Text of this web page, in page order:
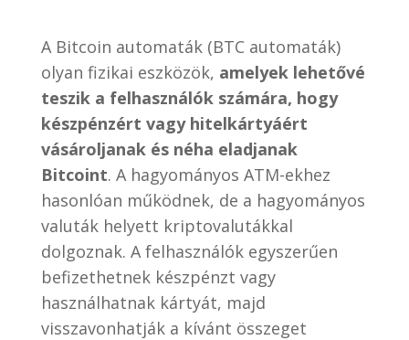
A Bitcoin automaták (BTC automaták)
olyan fizikai eszközök, amelyek lehetővé
teszik a felhasználók számára, hogy
készpénzért vagy hitelkártyáért
vásároljanak és néha eladjanak
Bitcoint. A hagyományos ATM-ekhez
hasonlóan működnek, de a hagyományos
valuták helyett kriptovalutákkal
dolgoznak. A felhasználók egyszerűen
befizethetnek készpénzt vagy
használhatnak kártyát, majd
visszavonhatják a kívánt összeget